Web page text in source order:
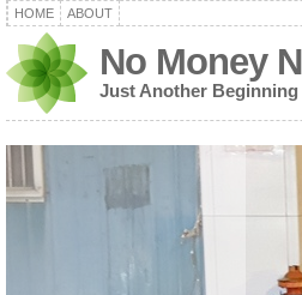
HOME ABOUT
No Money
Just Another Beginning